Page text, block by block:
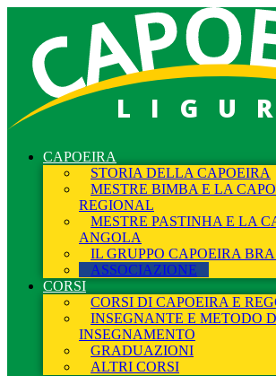
CAPOEIRA
STORIA DELLA CAPOEIRA
MESTRE BIMBA E LA
REGIONAL
MESTRE PASTINHA E LA
ANGOLA
IL GRUPPO CAPOEIRA
ASSOCIAZIONE
CORSI
CORSI DI CAPOEIRA E
INSEGNANTE E METODO
INSEGNAMENTO
GRADUAZIONI
ALTRI CORSI